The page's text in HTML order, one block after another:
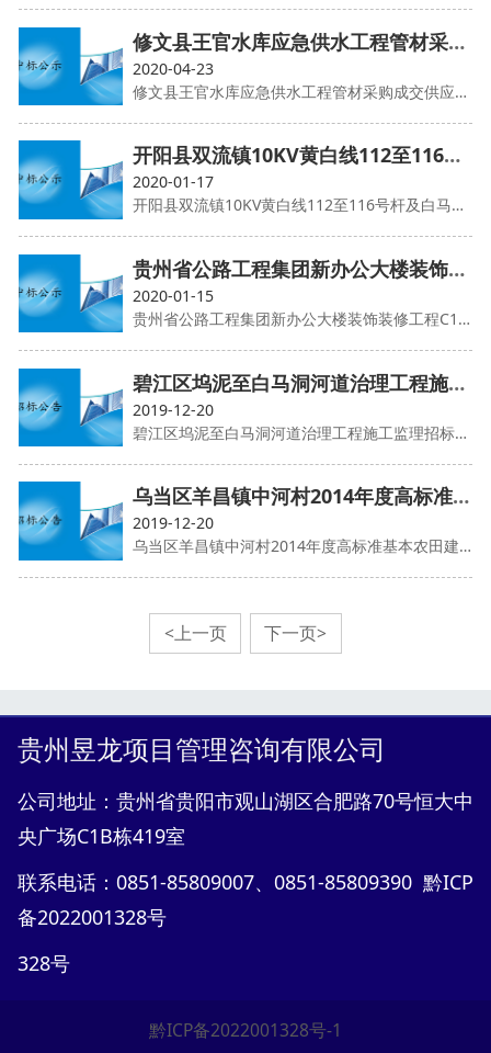
修文县王官水库应急供水工程管材采购成交供应商候选人公示
2020-04-23
修文县王官水库应急供水工程管材采购成交供应商候选人公示
开阳县双流镇10KV黄白线112至116号杆及白马医院变低压线迁改工程 成交候选人公示
2020-01-17
开阳县双流镇10KV黄白线112至116号杆及白马医院变低压线迁改工程 成交候选人公示
贵州省公路工程集团新办公大楼装饰装修工程C11标室内标识标牌设计采购安装工程 成交候选人公示
2020-01-15
贵州省公路工程集团新办公大楼装饰装修工程C11标室内标识标牌设计采购安装工程 成交候选人公示
碧江区坞泥至白马洞河道治理工程施工监理招标公告
2019-12-20
碧江区坞泥至白马洞河道治理工程施工监理招标公告
乌当区羊昌镇中河村2014年度高标准基本农田建设项目工程复核以及组织验收服务项目竞争性谈判公告
2019-12-20
乌当区羊昌镇中河村2014年度高标准基本农田建设项目工程复核以及组织验收服务项目竞争性谈判公告
<上一页 下一页>
贵州昱龙项目管理咨询有限公司
公司地址：贵州省贵阳市观山湖区合肥路70号恒大中
央广场C1B栋419室
联系电话：0851-85809007、0851-85809390 黔ICP
备2022001328号
328号
黔ICP备2022001328号-1